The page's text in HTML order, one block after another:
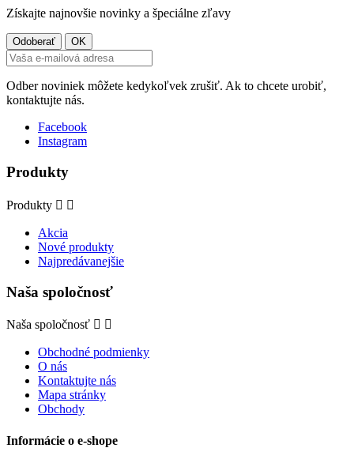
Získajte najnovšie novinky a špeciálne zľavy
Odber noviniek môžete kedykoľvek zrušiť. Ak to chcete urobiť,
kontaktujte nás.
Facebook
Instagram
Produkty
Produkty  
Akcia
Nové produkty
Najpredávanejšie
Naša spoločnosť
Naša spoločnosť  
Obchodné podmienky
O nás
Kontaktujte nás
Mapa stránky
Obchody
Informácie o e-shope